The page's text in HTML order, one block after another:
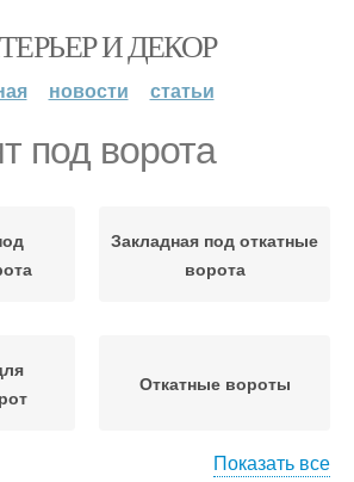
И ДЕКОР
новости статьи
под ворота
Закладная под откатные
ворота
Откатные вороты
Показать все